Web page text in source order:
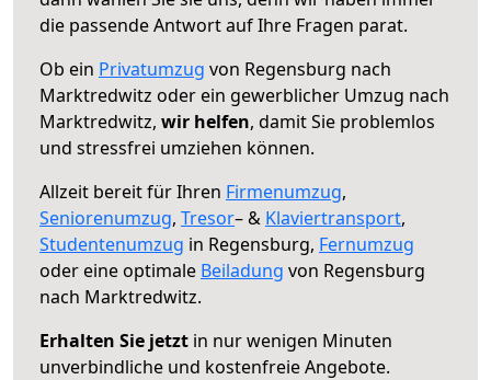
die passende Antwort auf Ihre Fragen parat.
Ob ein Privatumzug von Regensburg nach
Marktredwitz oder ein gewerblicher Umzug nach
Marktredwitz, wir helfen, damit Sie problemlos
und stressfrei umziehen können.
Allzeit bereit für Ihren Firmenumzug,
Seniorenumzug, Tresor– & Klaviertransport,
Studentenumzug in Regensburg, Fernumzug
oder eine optimale Beiladung von Regensburg
nach Marktredwitz.
Erhalten Sie jetzt in nur wenigen Minuten
unverbindliche und kostenfreie Angebote.